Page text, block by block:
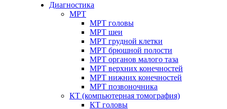
Диагностика
МРТ
МРТ головы
МРТ шеи
МРТ грудной клетки
МРТ брюшной полости
МРТ органов малого таза
МРТ верхних конечностей
МРТ нижних конечностей
МРТ позвоночника
КТ (компьютерная томография)
КТ головы